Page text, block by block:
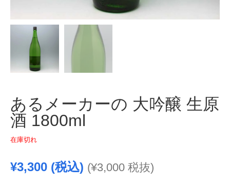
あるメーカーの 大吟醸 生原
酒 1800ml
在庫切れ
¥3,300 (税込) (¥3,000 税抜)